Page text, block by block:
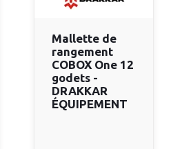
Mallette de
rangement
COBOX One 12
godets -
DRAKKAR
ÉQUIPEMENT